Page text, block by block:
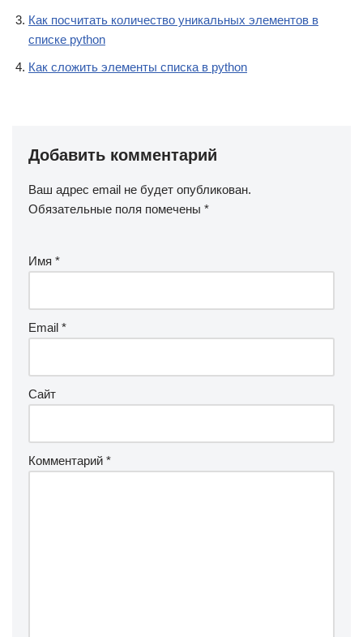
Как посчитать количество уникальных элементов в
списке python
Как сложить элементы списка в python
Добавить комментарий
Ваш адрес email не будет опубликован.
Обязательные поля помечены *
Имя *
Email *
Сайт
Комментарий *